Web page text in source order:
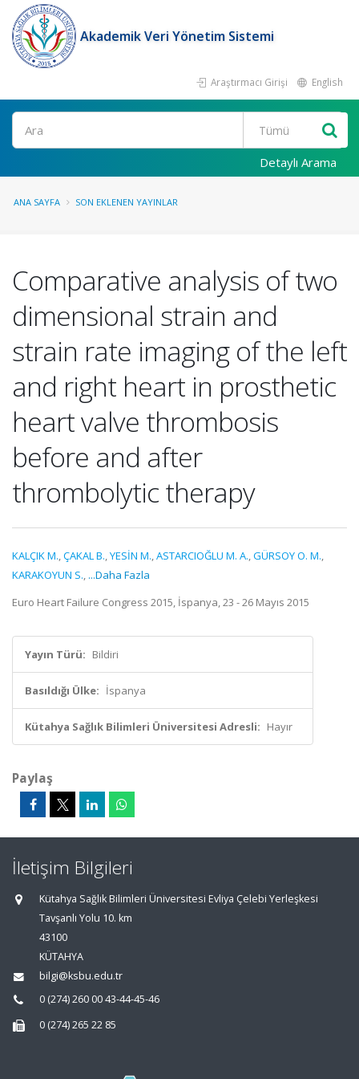
Akademik Veri Yönetim Sistemi
Araştırmacı Girişi English
Ara
Detaylı Arama
ANA SAYFA SON EKLENEN YAYINLAR
Comparative analysis of two
dimensional strain and
strain rate imaging of the left
and right heart in prosthetic
heart valve thrombosis
before and after
thrombolytic therapy
KALÇIK M.,ÇAKAL B.,YESİN M.,ASTARCIOĞLU M. A.,GÜRSOY O. M.,
KARAKOYUN S., ...Daha Fazla
Euro Heart Failure Congress 2015, İspanya, 23 - 26 Mayıs 2015
Yayın Türü: Bildiri
Basıldığı Ülke: İspanya
Kütahya Sağlık Bilimleri Üniversitesi Adresli: Hayır
Paylaş
İletişim Bilgileri
Kütahya Sağlık Bilimleri Üniversitesi Evliya Çelebi Yerleşkesi
Tavşanlı Yolu 10. km
43100
KÜTAHYA
bilgi@ksbu.edu.tr
0 (274) 260 00 43-44-45-46
0 (274) 265 22 85